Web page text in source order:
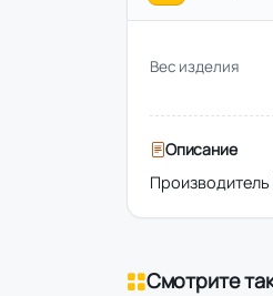
Вес изделия
Описание
Производитель
Смотрите